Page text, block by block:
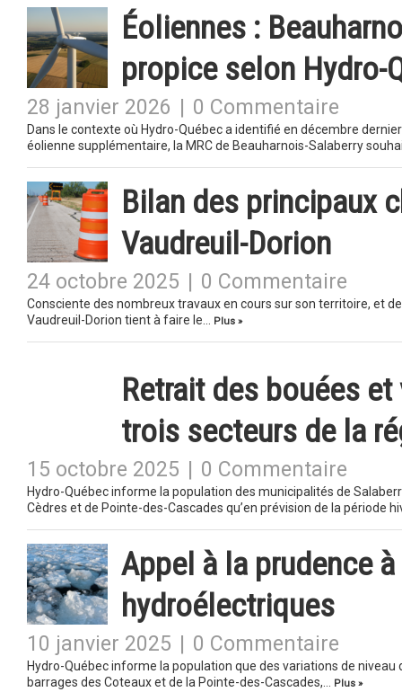
Éoliennes :
propice selon Hydro-
28 janvier 2026 0 Commentaire
Dans le contexte où Hydro-Québec a identifié en décembre
éolienne supplémentaire, la MRC de Beauharnois-Salaberry
Bilan des principaux
Vaudreuil-Dorion
24 octobre 2025 0 Commentaire
Consciente des nombreux travaux en cours sur son territoire, et
Vaudreuil-Dorion tient à faire le…
Plus »
Retrait des bouées
trois secteurs de la
15 octobre 2025 0 Commentaire
Hydro-Québec informe la population des municipalités de
Cèdres et de Pointe-des-Cascades qu’en prévision de la période
Appel à la prudence
hydroélectriques
10 janvier 2025 0 Commentaire
Hydro-Québec informe la population que des variations de
barrages des Coteaux et de la Pointe-des-Cascades,…
Plus »